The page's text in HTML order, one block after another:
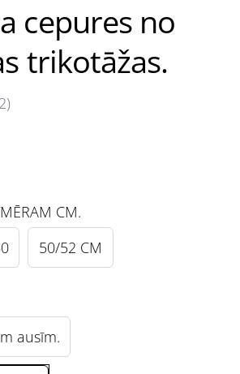
cepures no
trikotāžas.
CM.
50/52 CM
ausīm.